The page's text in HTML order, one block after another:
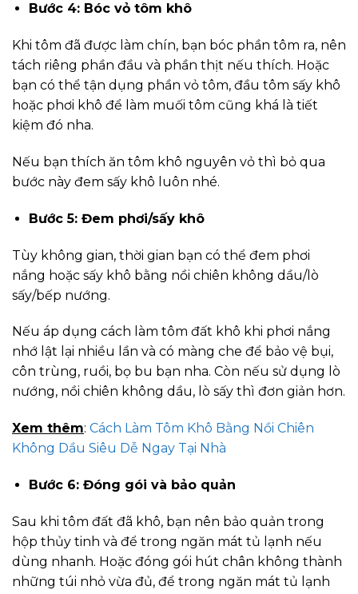
Bước 4: Bóc vỏ tôm khô
Khi tôm đã được làm chín, bạn bóc phần tôm ra, nên
tách riêng phần đầu và phần thịt nếu thích. Hoặc
bạn có thể tận dụng phần vỏ tôm, đầu tôm sấy khô
hoặc phơi khô để làm muối tôm cũng khá là tiết
kiệm đó nha.
Nếu bạn thích ăn tôm khô nguyên vỏ thì bỏ qua
bước này đem sấy khô luôn nhé.
Bước 5: Đem phơi/sấy khô
Tùy không gian, thời gian bạn có thể đem phơi
nắng hoặc sấy khô bằng nồi chiên không dầu/lò
sấy/bếp nướng.
Nếu áp dụng cách làm tôm đất khô khi phơi nắng
nhớ lật lại nhiều lần và có màng che để bảo vệ bụi,
côn trùng, ruồi, bọ bu bạn nha. Còn nếu sử dụng lò
nướng, nồi chiên không dầu, lò sấy thì đơn giản hơn.
Xem thêm: Cách Làm Tôm Khô Bằng Nồi Chiên
Không Dầu Siêu Dễ Ngay Tại Nhà
Bước 6: Đóng gói và bảo quản
Sau khi tôm đất đã khô, bạn nên bảo quản trong
hộp thủy tinh và để trong ngăn mát tủ lạnh nếu
dùng nhanh. Hoặc đóng gói hút chân không thành
những túi nhỏ vừa đủ, để trong ngăn mát tủ lạnh